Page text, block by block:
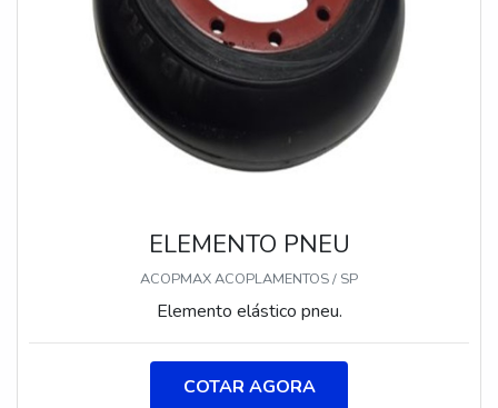
ELEMENTO PNEU
ACOPMAX ACOPLAMENTOS / SP
Elemento elástico pneu.
COTAR AGORA